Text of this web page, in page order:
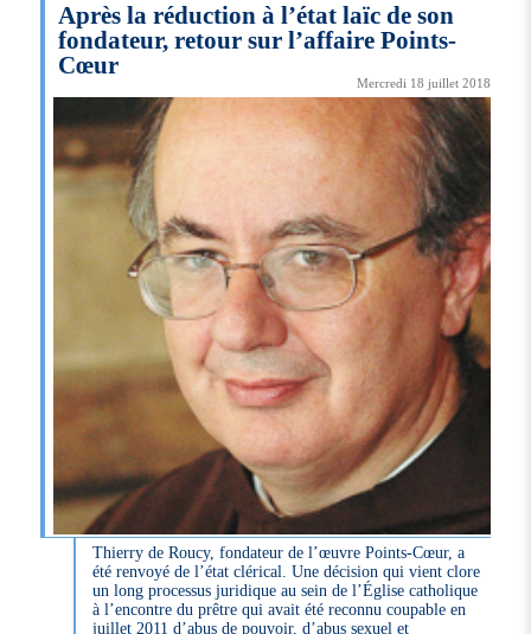
Après la réduction à l’état laïc de son
fondateur, retour sur l’affaire Points-
Cœur
Mercredi 18 juillet 2018
Thierry de Roucy, fondateur de l’œuvre Points-Cœur, a
été renvoyé de l’état clérical. Une décision qui vient clore
un long processus juridique au sein de l’Église catholique
à l’encontre du prêtre qui avait été reconnu coupable en
juillet 2011 d’abus de pouvoir, d’abus sexuel et